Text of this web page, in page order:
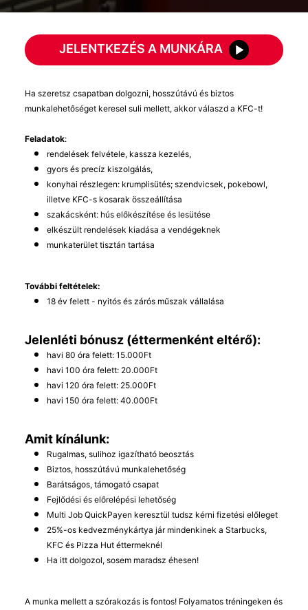
JELENTKEZÉS A MUNKÁRA
Ha szeretsz csapatban dolgozni, hosszútávú és biztos
munkalehetőséget keresel suli mellett, akkor válaszd a KFC-t!
Feladatok:
rendelések felvétele, kassza kezelés,
gyors és precíz kiszolgálás,
konyhai részlegen: krumplisütés; szendvicsek, pokebowl,
illetve KFC-s kosarak összeállítása
szakácsként: hús előkészítése és lesütése
elkészült rendelések kiadása a vendégeknek
munkaterület tisztán tartása
További feltételek:
18 év felett - nyitós és zárós műszak vállalása
Jelenléti bónusz (éttermenként eltérő):
havi 80 óra felett: 15.000Ft
havi 100 óra felett: 20.000Ft
havi 120 óra felett: 25.000Ft
havi 150 óra felett: 40.000Ft
Amit kínálunk:
Rugalmas, sulihoz igazítható beosztás
Biztos, hosszútávú munkalehetőség
Barátságos, támogató csapat
Fejlődési és előrelépési lehetőség
Multi Job QuickPayen keresztül tudsz kérni fizetési előleget
25%-os kedvezménykártya jár mindenkinek a Starbucks,
KFC és Pizza Hut éttermeknél
Ha itt dolgozol, sosem maradsz éhesen!
A munka mellett a szórakozás is fontos! Folyamatos tréningeken és